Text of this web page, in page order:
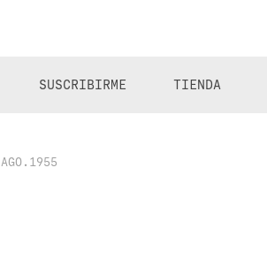
SUSCRIBIRME TIENDA
AGO.1955